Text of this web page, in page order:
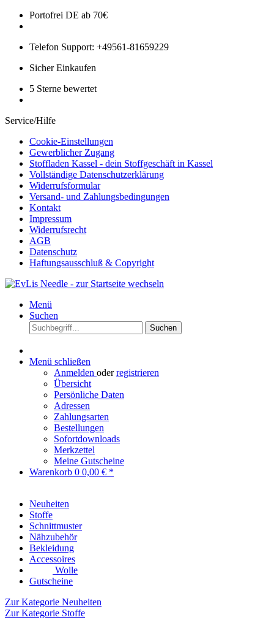
Portofrei DE ab 70€
Telefon Support: +49561-81659229
Sicher Einkaufen
5 Sterne bewertet
Service/Hilfe
Cookie-Einstellungen
Gewerblicher Zugang
Stoffladen Kassel - dein Stoffgeschäft in Kassel
Vollständige Datenschutzerklärung
Widerrufsformular
Versand- und Zahlungsbedingungen
Kontakt
Impressum
Widerrufsrecht
AGB
Datenschutz
Haftungsausschluß & Copyright
Menü
Suchen
Suchen
Menü schließen
Anmelden oderregistrieren
Übersicht
Persönliche Daten
Adressen
Zahlungsarten
Bestellungen
Sofortdownloads
Merkzettel
Meine Gutscheine
Warenkorb 0 0,00 € *
Neuheiten
Stoffe
Schnittmuster
Nähzubehör
Bekleidung
Accessoires
Wolle
Gutscheine
Zur Kategorie Neuheiten
Zur Kategorie Stoffe